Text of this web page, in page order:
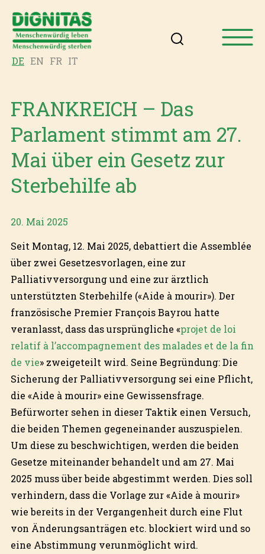
DE EN FR IT
FRANKREICH – Das
Parlament stimmt am 27.
Mai über ein Gesetz zur
Sterbehilfe ab
20. Mai 2025
Seit Montag, 12. Mai 2025, debattiert die Assemblée
über zwei Gesetzesvorlagen, eine zur
Palliativversorgung und eine zur ärztlich
unterstützten Sterbehilfe («Aide à mourir»). Der
französische Premier François Bayrou hatte
veranlasst, dass das ursprüngliche «projet de loi
relatif à l’accompagnement des malades et de la fin
de vie» zweigeteilt wird. Seine Begründung: Die
Sicherung der Palliativversorgung sei eine Pflicht,
die «Aide à mourir» eine Gewissensfrage.
Befürworter sehen in dieser Taktik einen Versuch,
die beiden Themen gegeneinander auszuspielen.
Um diese zu beschwichtigen, werden die beiden
Gesetze miteinander behandelt und am 27. Mai
2025 muss über beide abgestimmt werden. Dies soll
verhindern, dass die Vorlage zur «Aide à mourir»
wie bereits in der Vergangenheit durch eine Flut
von Änderungsanträgen etc. blockiert wird und so
eine Abstimmung verunmöglicht wird.